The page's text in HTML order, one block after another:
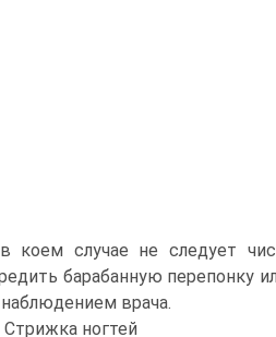
коем случае не следует
барабанную перепонку
врача.
Стрижка ногтей